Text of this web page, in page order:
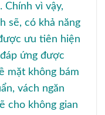
Chính vì vậy,
sẽ, có khả năng
ưu tiên hiện
ứng được
mặt không bám
vách ngăn
cho không gian